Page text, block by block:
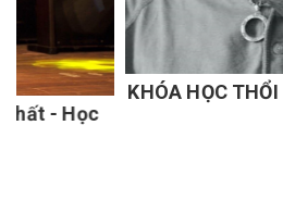
KHÓA HỌC THỔI KÈN
TUYẾN